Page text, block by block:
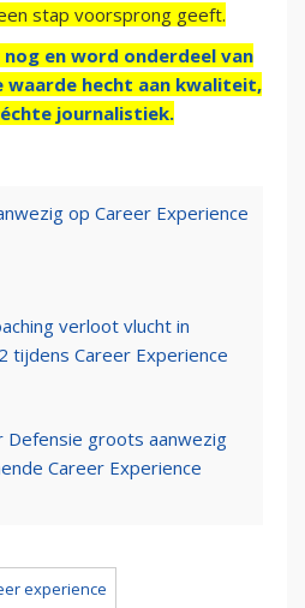
stap voorsprong geeft.
en word onderdeel van
waarde hecht aan kwaliteit,
journalistiek.
op Career Experience
verloot vlucht in
tijdens Career Experience
Defensie groots aanwezig
Career Experience
experience